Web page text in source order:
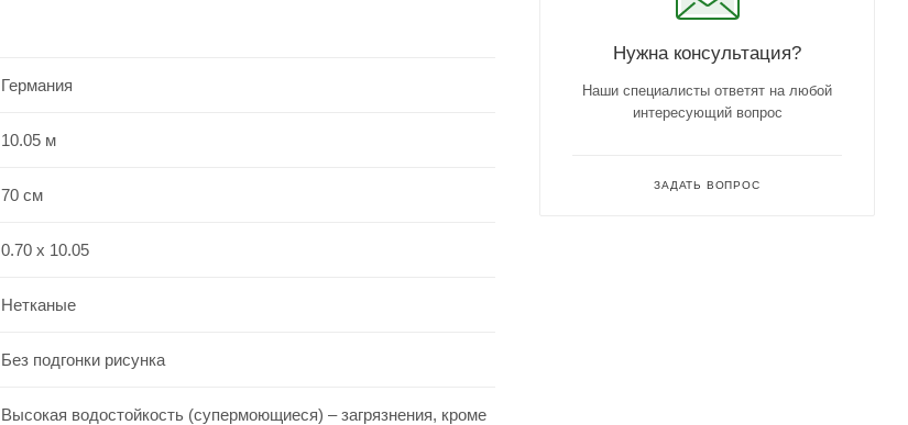
Германия
10.05 м
70 см
0.70 x 10.05
Нетканые
Без подгонки рисунка
Высокая водостойкость (супермоющиеся) – загрязнения, кроме
Нужна консультация?
Наши специалисты ответят на любой
интересующий вопрос
ЗАДАТЬ ВОПРОС